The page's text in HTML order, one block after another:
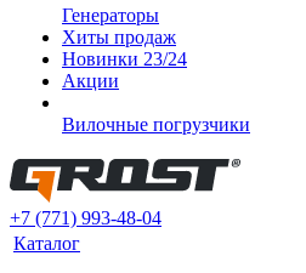
Генераторы
Хиты продаж
Новинки 23/24
Акции
Вилочные погрузчики
+7 (771) 993-48-04
Каталог